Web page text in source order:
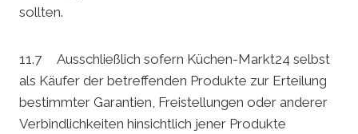
sollten.
11.7 Ausschließlich sofern Küchen-Markt24 selbst
als Käufer der betreffenden Produkte zur Erteilung
bestimmter Garantien, Freistellungen oder anderer
Verbindlichkeiten hinsichtlich jener Produkte